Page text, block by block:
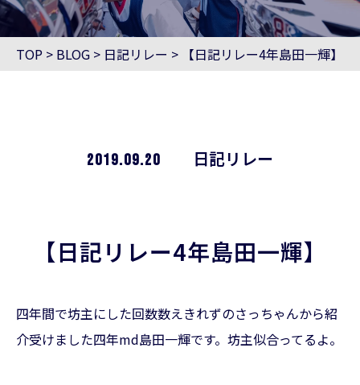
TOP > BLOG > 日記リレー > 【日記リレー4年島田一輝】
2019.09.20 日記リレー
【日記リレー4年島田一輝】
四年間で坊主にした回数数えきれずのさっちゃんから紹
介受けました四年md島田一輝です。坊主似合ってるよ。